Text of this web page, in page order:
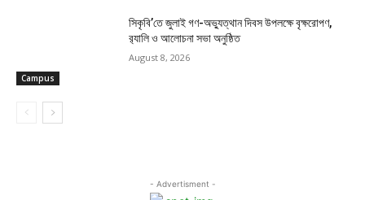
Campus
সিকৃবি’তে জুলাই গণ-অভ্যুত্থান দিবস উপলক্ষে বৃক্ষরোপণ,
র‍্যালি ও আলোচনা সভা অনুষ্ঠিত
August 8, 2026
- Advertisment -